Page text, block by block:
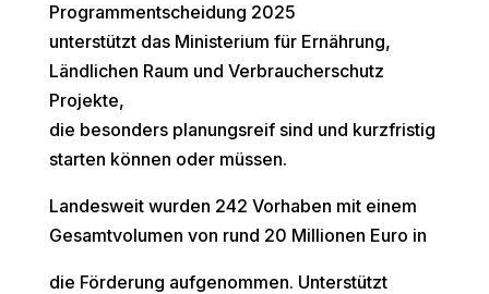
Programmentscheidung 2025
unterstützt das Ministerium für Ernährung,
Ländlichen Raum und Verbraucherschutz
Projekte,
die besonders planungsreif sind und kurzfristig
starten können oder müssen.
Landesweit wurden 242 Vorhaben mit einem
Gesamtvolumen von rund 20 Millionen Euro in
die Förderung aufgenommen. Unterstützt